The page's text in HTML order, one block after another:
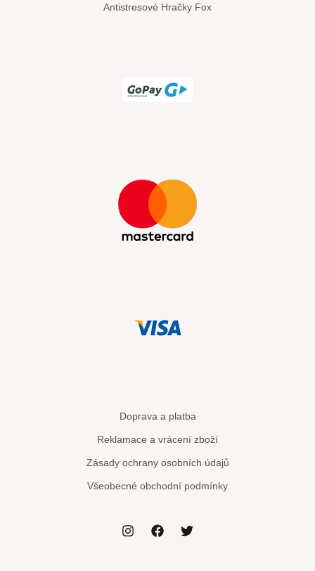
Antistresové Hračky Fox
Doprava a platba
Reklamace a vrácení zboží
Zásady ochrany osobních údajů
Všeobecné obchodní podmínky